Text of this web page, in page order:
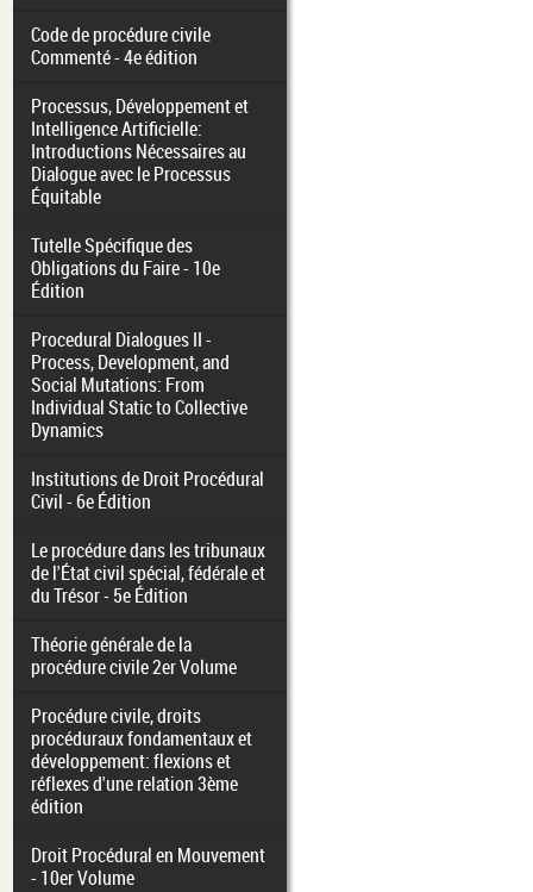
Code de procédure civile
Commenté - 4e édition
Processus, Développement et
Intelligence Artificielle:
Introductions Nécessaires au
Dialogue avec le Processus
Équitable
Tutelle Spécifique des
Obligations du Faire - 10e
Édition
Procedural Dialogues II -
Process, Development, and
Social Mutations: From
Individual Static to Collective
Dynamics
Institutions de Droit Procédural
Civil - 6e Édition
Le procédure dans les tribunaux
de l'État civil spécial, fédérale et
du Trésor - 5e Édition
Théorie générale de la
procédure civile 2er Volume
Procédure civile, droits
procéduraux fondamentaux et
développement: flexions et
réflexes d'une relation 3ème
édition
Droit Procédural en Mouvement
- 10er Volume